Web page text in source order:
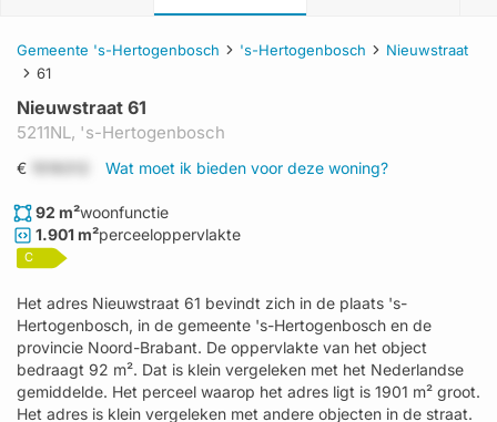
Gemeente 's-Hertogenbosch 's-Hertogenbosch
Nieuwstraat
61
Nieuwstraat 61
5211NL, 's-Hertogenbosch
€ Wat moet ik bieden voor deze woning?
92 m²woonfunctie
1.901 m²perceeloppervlakte
C
Het adres Nieuwstraat 61 bevindt zich in de plaats 's-
Hertogenbosch, in de gemeente 's-Hertogenbosch en de
provincie Noord-Brabant. De oppervlakte van het object
bedraagt 92 m². Dat is klein vergeleken met het Nederlandse
gemiddelde. Het perceel waarop het adres ligt is 1901 m² groot.
Het adres is klein vergeleken met andere objecten in de straat.